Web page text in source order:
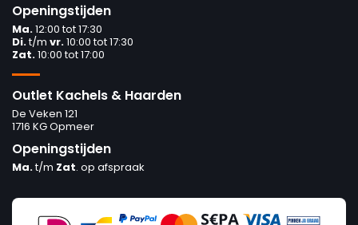
Openingstijden
Ma.12:00 tot 17:30
Di.t/m vr.10:00 tot 17:30
Zat.10:00 tot 17:00
Outlet Kachels & Haarden
De Veken 121
1716 KG Opmeer
Openingstijden
Ma.t/m Zat. op afspraak